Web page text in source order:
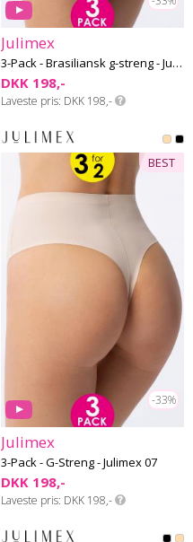
Julimex
3-Pack - Brasiliansk g-streng - Julimex 08
DKK 198,-
Laveste pris DKK 198,-
-33%
BEST
Julimex
3-Pack - G-Streng - Julimex 07
DKK 198,-
Laveste pris DKK 198,-